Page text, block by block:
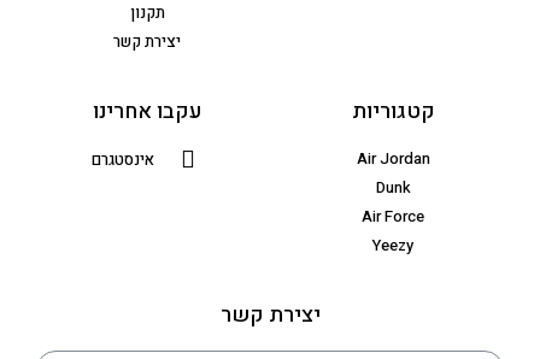
תקנון
יצירת קשר
קטגוריות
Air Jordan
Dunk
Air Force
Yeezy
עקבו אחרינו
אינסטגרם
יצירת קשר